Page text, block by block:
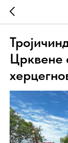
Црквене